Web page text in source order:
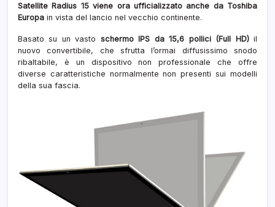
Satellite Radius 15 viene ora ufficializzato anche da Toshiba
Europa in vista del lancio nel vecchio continente.
Basato su un vasto schermo IPS da 15,6 pollici (Full HD)il
nuovo convertibile, che sfrutta l’ormai diffusissimo snodo
ribaltabile, è un dispositivo non professionale che offre
diverse caratteristiche normalmente non presenti sui modelli
della sua fascia.